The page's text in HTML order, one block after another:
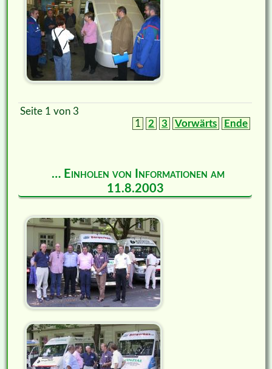
Seite 1 von 3
1
2 3 Vorwärts Ende
… Einholen von Informationen am
11.8.2003